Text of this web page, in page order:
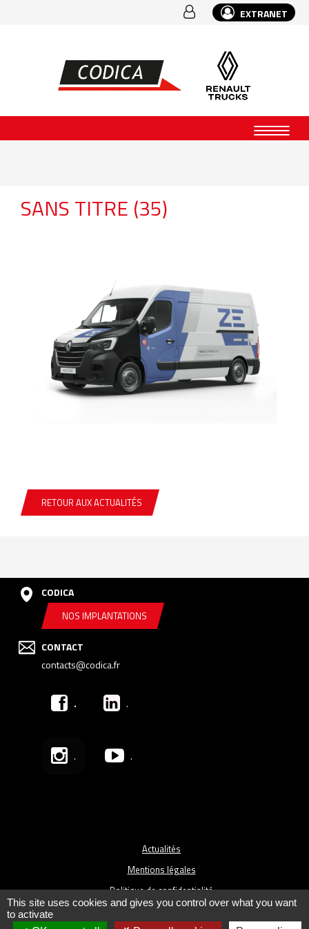
EXTRANET
SANS TITRE (35)
RETOUR AUX ACTUALITÉS
CODICA
NOS IMPLANTATIONS
CONTACT
contacts@codica.fr
. .
. .
Actualités
Mentions légales
Politique de confidentialité
Plan du site
This site uses cookies and gives you control over what you want
to activate